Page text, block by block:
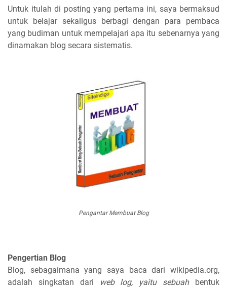
Untuk itulah di posting yang pertama ini, saya bermaksud
untuk belajar sekaligus berbagi dengan para pembaca
yang budiman untuk mempelajari apa itu sebenarnya yang
dinamakan blog secara sistematis.
Pengantar Membuat Blog
Pengertian Blog
Blog, sebagaimana yang saya baca dari wikipedia.org,
adalah singkatan dari
web log, yaitu sebuah bentuk